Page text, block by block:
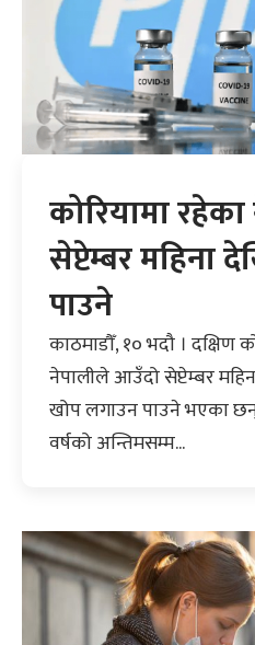
कोरियामा
सेप्टेम्बर महिना
पाउने
काठमाडौँ, १० भदौ । दक्षिण
नेपालीले आउँदो सेप्टेम्बर
खोप लगाउन पाउने भएका
वर्षको अन्तिमसम्म...